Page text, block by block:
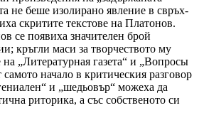
не беше изолирано явление в свръх-
скритите текстове на Платонов.
се появиха значителен брой
кръгли маси за творчеството му
„Литературная газета“ и „Вопросы
начало в критическия разговор
и „шедьовър“ можеха да
риторика, а със собственото си